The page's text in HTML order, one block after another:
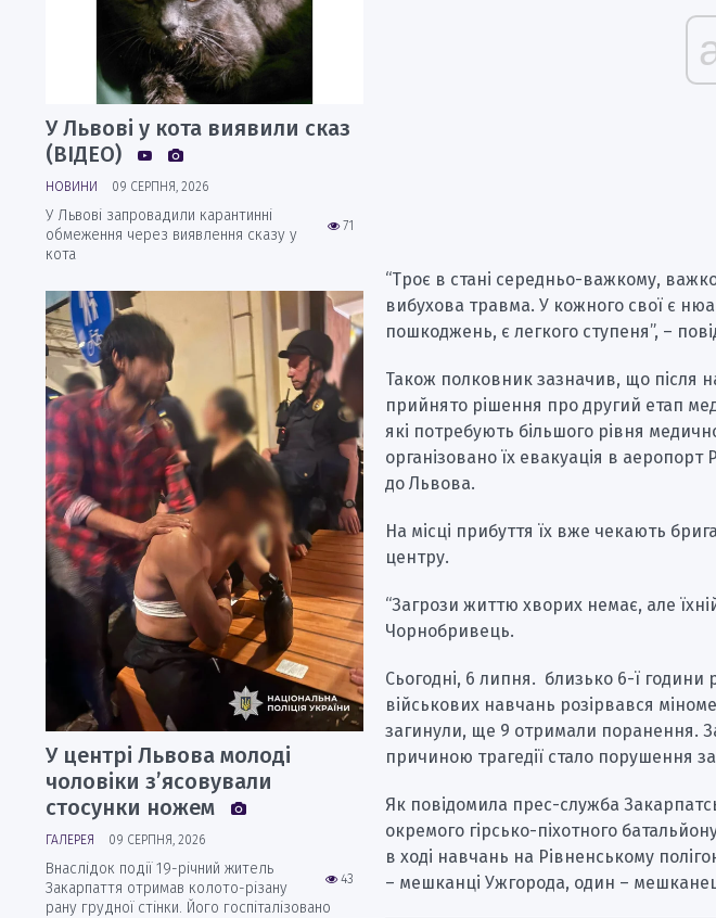
“Троє в стані середньо-важкому,
вибухова травма. У кожного свої є
пошкоджень, є легкого ступеня”, –
Також полковник зазначив, що після
прийнято рішення про другий етап
які потребують більшого рівня
організовано їх евакуація в аеропорт
до Львова.
На місці прибуття їх вже чекають
центру.
“Загрози життю хворих немає, але
Чорнобривець.
Сьогодні, 6 липня. близько 6-ї години
військових навчань розірвався
загинули, ще 9 отримали поранення.
причиною трагедії стало порушення
Як повідомила прес-служба
окремого гірсько-піхотного
в ході навчань на Рівненському
– мешканці Ужгорода, один –
У Львові у кота виявили сказ
(ВІДЕО)
НОВИНИ 09 СЕРПНЯ, 2026
71
У Львові запровадили карантинні
обмеження через виявлення сказу у
кота
У центрі Львова молоді
чоловіки з’ясовували
стосунки ножем
ГАЛЕРЕЯ 09 СЕРПНЯ, 2026
43
Внаслідок події 19-річний житель
Закарпаття отримав колото-різану
рану грудної стінки. Його госпіталізовано